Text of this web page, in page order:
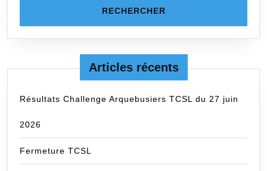
Articles récents
Résultats Challenge Arquebusiers TCSL du 27 juin
2026
Fermeture TCSL